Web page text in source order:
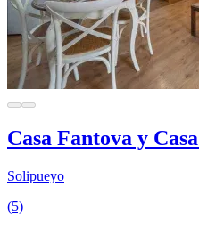
Casa Fantova y
Solipueyo
(5)